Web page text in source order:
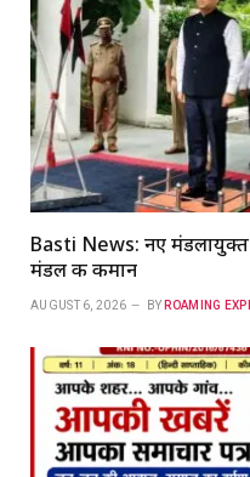
Basti News: नए मंडलायुक्त
मंडल की कमान
AUGUST 6, 2026 BY ROAMING